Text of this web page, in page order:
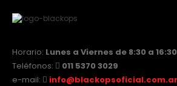
Horario: Lunes a Viernes de 8:30 a
Teléfonos:
011 5370 3029
e-mail:
info@blackopsoficial.com.ar